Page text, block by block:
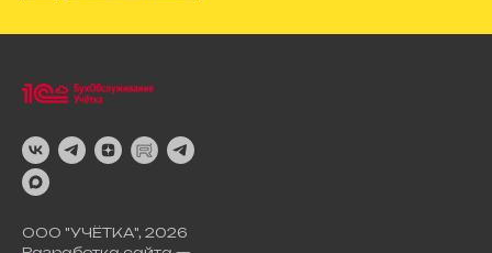
ООО "УЧЁТКА", 2026